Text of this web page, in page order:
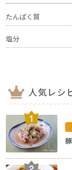
たんぱく質
塩分
人気レシ